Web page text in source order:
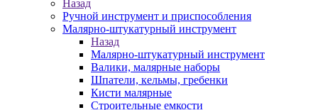
Назад
Ручной инструмент и приспособления
Малярно-штукатурный инструмент
Назад
Малярно-штукатурный инструмент
Валики, малярные наборы
Шпатели, кельмы, гребенки
Кисти малярные
Строительные емкости